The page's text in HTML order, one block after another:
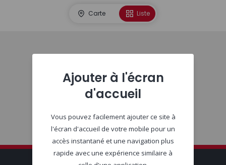
Carte Liste
Ajouter à l'écran
d'accueil
Vous pouvez facilement ajouter ce site à
l'écran d'accueil de votre mobile pour un
accès instantané et une navigation plus
rapide avec une expérience similaire à